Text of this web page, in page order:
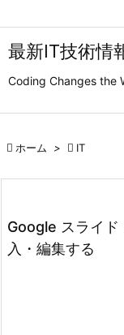
最新IT技術情
Coding Changes the
 ホーム >  IT
Google スライド
入・編集する